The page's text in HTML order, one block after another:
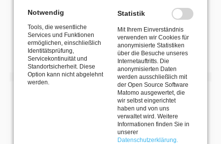
Zurück
7
Ende
MEHR VERANSTALTUNGEN
MIT DEM MKK DEN HORIZONT ERWEITERN
KULTURREISEN
Notwendig
Tools, die wesentliche
Services und Funktionen
ermöglichen, einschließlich
Identitätsprüfung,
Servicekontinuität und
Standortsicherheit. Diese
Option kann nicht abgelehnt
werden.
Statistik
Mit Ihrem Einverständnis
verwenden wir Cookies für
anonymisierte Statistiken
über die Besuche unseres
Internetauftritts. Die
anonymisierten Daten
werden ausschließlich mit
der Open Source Software
Matomo ausgewertet, die
wir selbst eingerichtet
haben und von uns
verwaltet wird. Weitere
Informationen finden Sie in
unserer
Datenschutzerklärung.